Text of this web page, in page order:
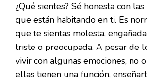
¿Qué sientes? Sé honesta con
que están habitando en ti. Es
que te sientas molesta,
triste o preocupada. A pesar de
vivir con algunas emociones, no
ellas tienen una función,